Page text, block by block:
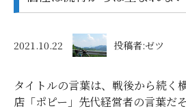
2021.10.22 投稿者:ゼツ
タイトルの言葉は、戦後から続く
店「ポピー」先代経営者の言葉だそ